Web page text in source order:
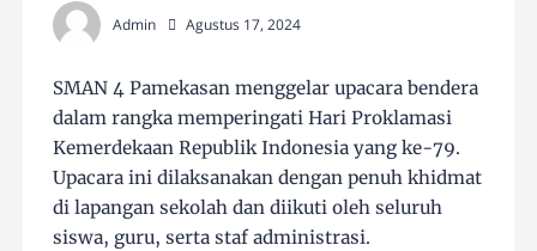
Admin Agustus 17, 2024
SMAN 4 Pamekasan menggelar upacara bendera
dalam rangka memperingati Hari Proklamasi
Kemerdekaan Republik Indonesia yang ke-79.
Upacara ini dilaksanakan dengan penuh khidmat
di lapangan sekolah dan diikuti oleh seluruh
siswa, guru, serta staf administrasi.